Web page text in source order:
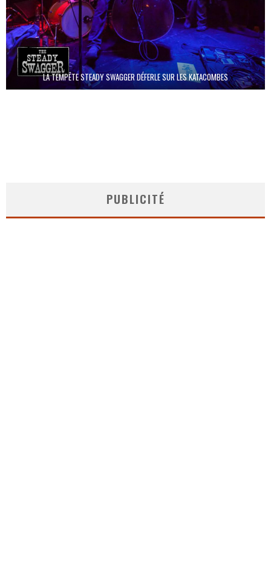
LA TEMPÊTE STEADY SWAGGER DÉFERLE SUR LES KATACOMBES
PUBLICITÉ